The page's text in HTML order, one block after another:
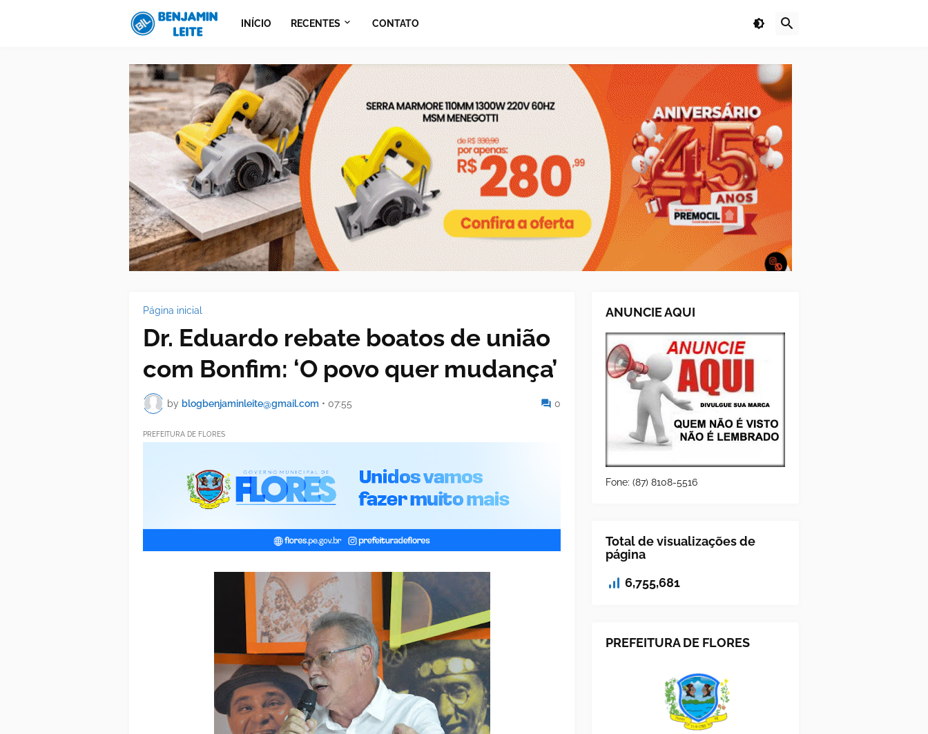
INÍCIO RECENTES CONTATO
Página inicial
Dr. Eduardo rebate boatos de união
com Bonfim: ‘O povo quer mudança’
by blogbenjaminleite@gmail.com • 07:55 0
PREFEITURA DE FLORES
ANUNCIE AQUI
Fone: (87) 8108-5516
Total de visualizações de
página
6,755,681
PREFEITURA DE FLORES